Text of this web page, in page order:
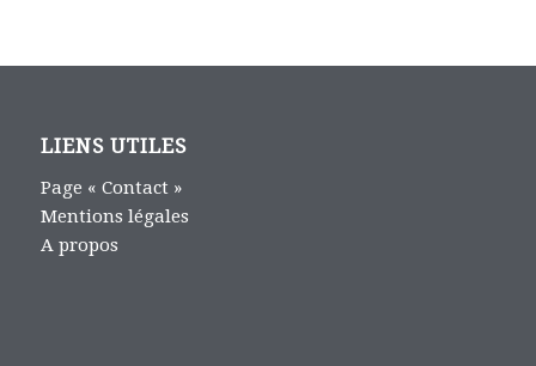
LIENS UTILES
Page « Contact »
Mentions légales
A propos